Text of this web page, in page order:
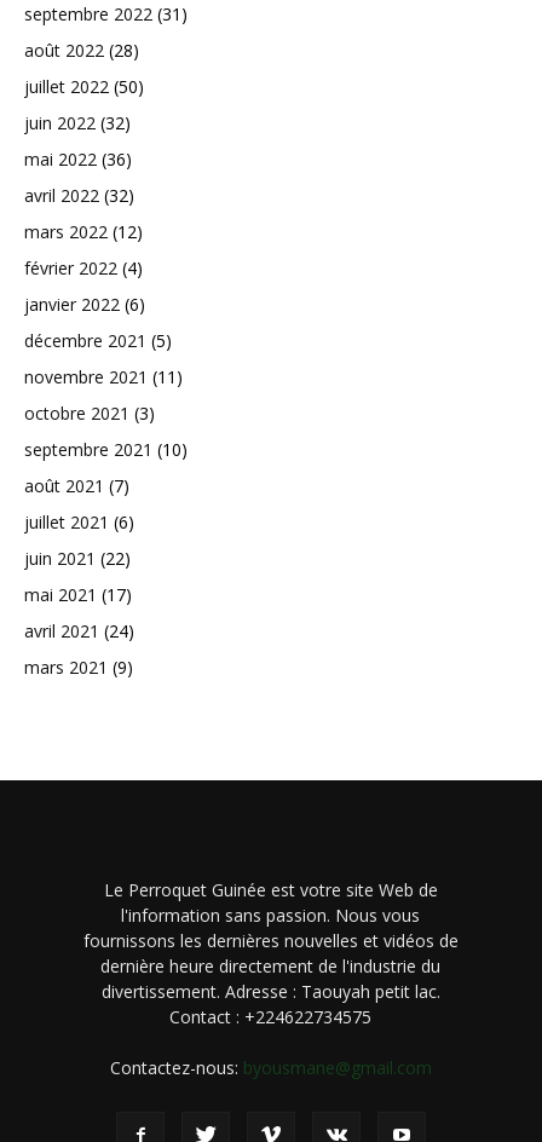
septembre 2022 (31)
août 2022 (28)
juillet 2022 (50)
juin 2022 (32)
mai 2022 (36)
avril 2022 (32)
mars 2022 (12)
février 2022 (4)
janvier 2022 (6)
décembre 2021 (5)
novembre 2021 (11)
octobre 2021 (3)
septembre 2021 (10)
août 2021 (7)
juillet 2021 (6)
juin 2021 (22)
mai 2021 (17)
avril 2021 (24)
mars 2021 (9)
Le Perroquet Guinée est votre site Web de
l'information sans passion. Nous vous
fournissons les dernières nouvelles et vidéos de
dernière heure directement de l'industrie du
divertissement. Adresse : Taouyah petit lac.
Contact : +224622734575
Contactez-nous: byousmane@gmail.com